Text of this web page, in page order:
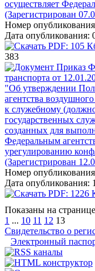
осуществляет
(Зарегистрирован
Номер
Дата опубликования:
PDF: 105
383
Приказ
транспорта от
"Об утверждении
агентства
к служебному
государственных
созданных для
Федеральным
урегулированию
(Зарегистрирован
Номер
Дата опубликования:
PDF: 1226
Показаны на
1 ... 10 11 12 13
Свидетельство о
Электронный